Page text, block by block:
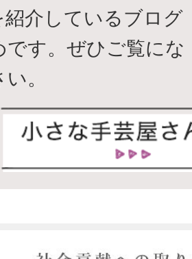
紹介しているブログ
です。ぜひご覧にな
。